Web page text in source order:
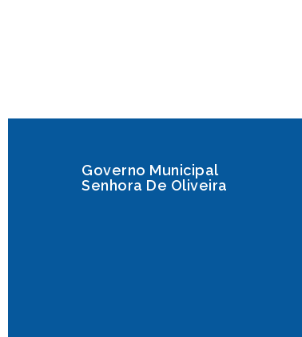
Governo Municipal
Senhora De Oliveira